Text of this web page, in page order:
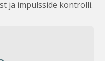
ja impulsside kontrolli.